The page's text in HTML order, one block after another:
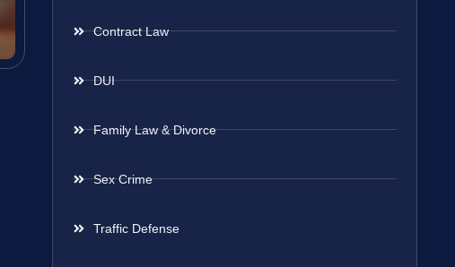
Contract Law
DUI
Family Law & Divorce
Sex Crime
Traffic Defense